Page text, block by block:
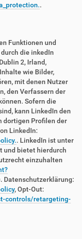
.
Funktionen und
die inkedIn
2, Irland,
wie Bilder,
mit denen Nutzer
den Verfassern der
Sofern die
kann LinkedIn den
dortigen Profilen der
LinkedIn:
. LinkedIn ist unter
und bietet hierdurch
einzuhalten
Datenschutzerklärung:
, Opt-Out:
controls/retargeting-